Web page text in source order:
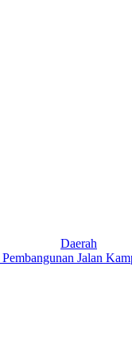
Daerah
Jalan